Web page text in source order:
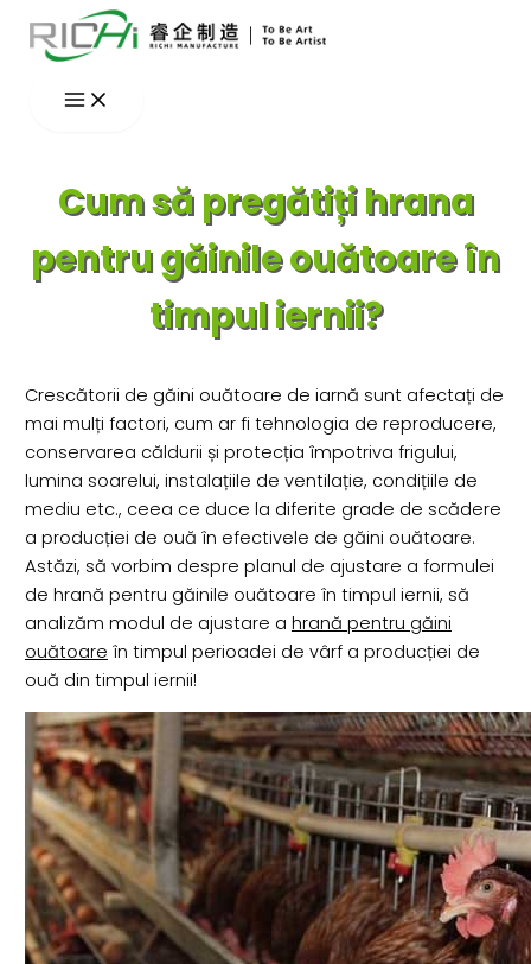
Skip
Cum să pregătiți hrana
pentru găinile ouătoare în
timpul iernii?
Crescătorii de găini ouătoare de iarnă sunt afectați de
mai mulți factori, cum ar fi tehnologia de reproducere,
conservarea căldurii și protecția împotriva frigului,
lumina soarelui, instalațiile de ventilație, condițiile de
mediu etc., ceea ce duce la diferite grade de scădere
a producției de ouă în efectivele de găini ouătoare.
Astăzi, să vorbim despre planul de ajustare a formulei
de hrană pentru găinile ouătoare în timpul iernii, să
analizăm modul de ajustare a hrană pentru găini
ouătoare în timpul perioadei de vârf a producției de
ouă din timpul iernii!